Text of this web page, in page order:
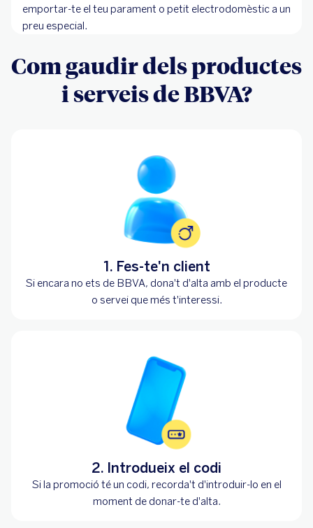
emportar-te el teu parament o petit electrodomèstic a un
preu especial.
Com gaudir dels productes
i serveis de BBVA?
1. Fes-te'n client
Si encara no ets de BBVA, dona't d'alta amb el producte
o servei que més t'interessi.
2. Introdueix el codi
Si la promoció té un codi, recorda't d'introduir-lo en el
moment de donar-te d'alta.